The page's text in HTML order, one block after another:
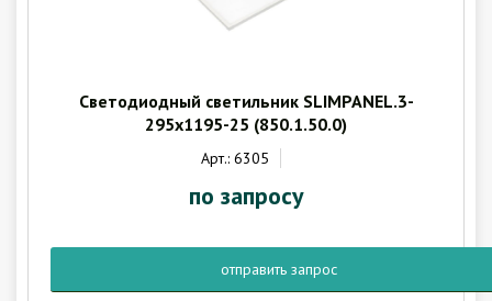
Светодиодный светильник SLIMPANEL.3-
295x1195-25 (850.1.50.0)
Арт.: 6305
по запросу
отправить запрос